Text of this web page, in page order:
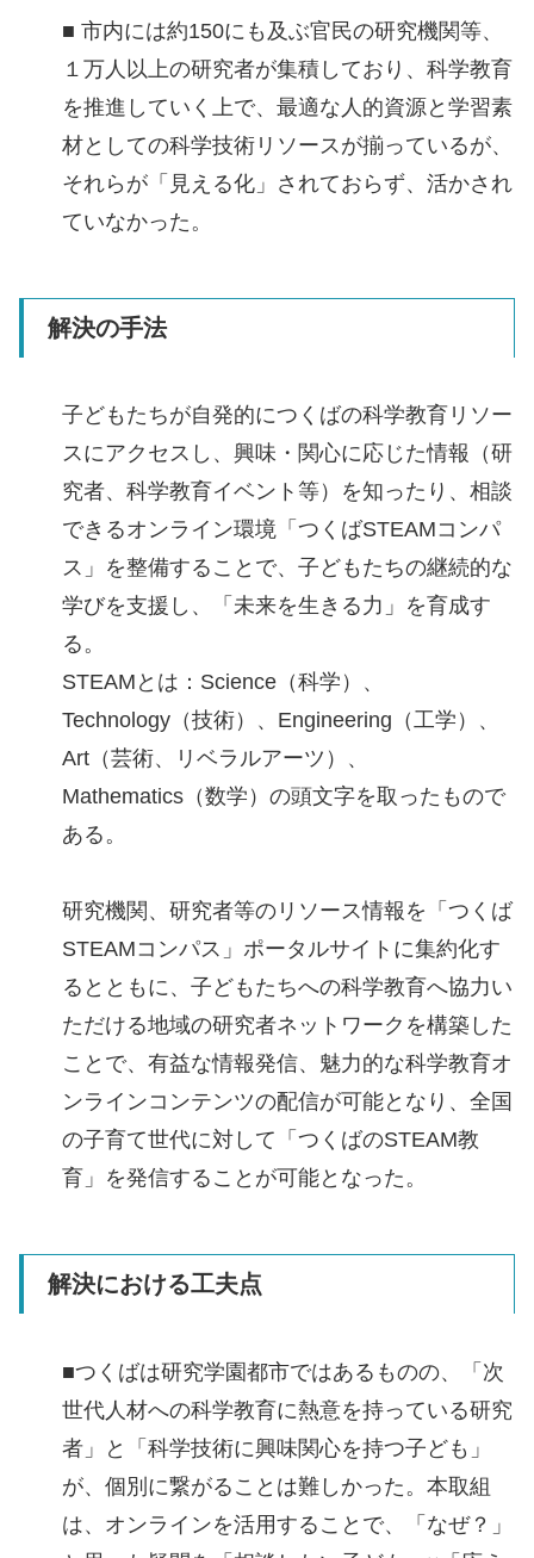
■ 市内には約150にも及ぶ官民の研究機関等、
１万人以上の研究者が集積しており、科学教育
を推進していく上で、最適な人的資源と学習素
材としての科学技術リソースが揃っているが、
それらが「見える化」されておらず、活かされ
ていなかった。
解決の手法
子どもたちが自発的につくばの科学教育リソー
スにアクセスし、興味・関心に応じた情報（研
究者、科学教育イベント等）を知ったり、相談
できるオンライン環境「つくばSTEAMコンパ
ス」を整備することで、子どもたちの継続的な
学びを支援し、「未来を生きる力」を育成す
る。
STEAMとは：Science（科学）、
Technology（技術）、Engineering（工学）、
Art（芸術、リベラルアーツ）、
Mathematics（数学）の頭文字を取ったもので
ある。
研究機関、研究者等のリソース情報を「つくば
STEAMコンパス」ポータルサイトに集約化す
るとともに、子どもたちへの科学教育へ協力い
ただける地域の研究者ネットワークを構築した
ことで、有益な情報発信、魅力的な科学教育オ
ンラインコンテンツの配信が可能となり、全国
の子育て世代に対して「つくばのSTEAM教
育」を発信することが可能となった。
解決における工夫点
■つくばは研究学園都市ではあるものの、「次
世代人材への科学教育に熱意を持っている研究
者」と「科学技術に興味関心を持つ子ども」
が、個別に繋がることは難しかった。本取組
は、オンラインを活用することで、「なぜ？」